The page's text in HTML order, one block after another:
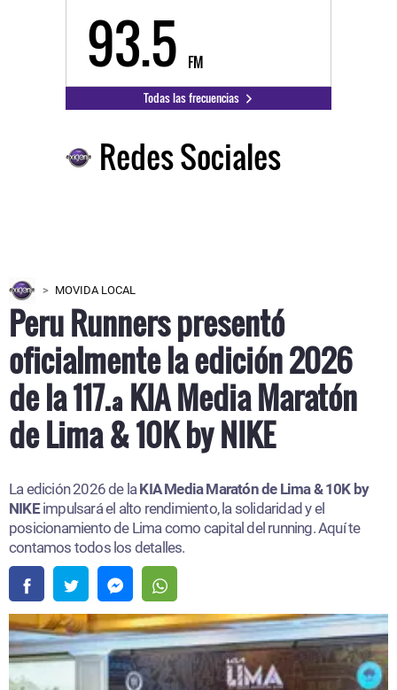
93.5 FM
Todas las frecuencias
Redes Sociales
MOVIDA LOCAL
Peru Runners presentó
oficialmente la edición 2026
de la 117.ª KIA Media Maratón
de Lima & 10K by NIKE
La edición 2026 de la KIA Media Maratón de Lima & 10K by
NIKEimpulsará el alto rendimiento, la solidaridad y el
posicionamiento de Lima como capital del running. Aquí te
contamos todos los detalles.